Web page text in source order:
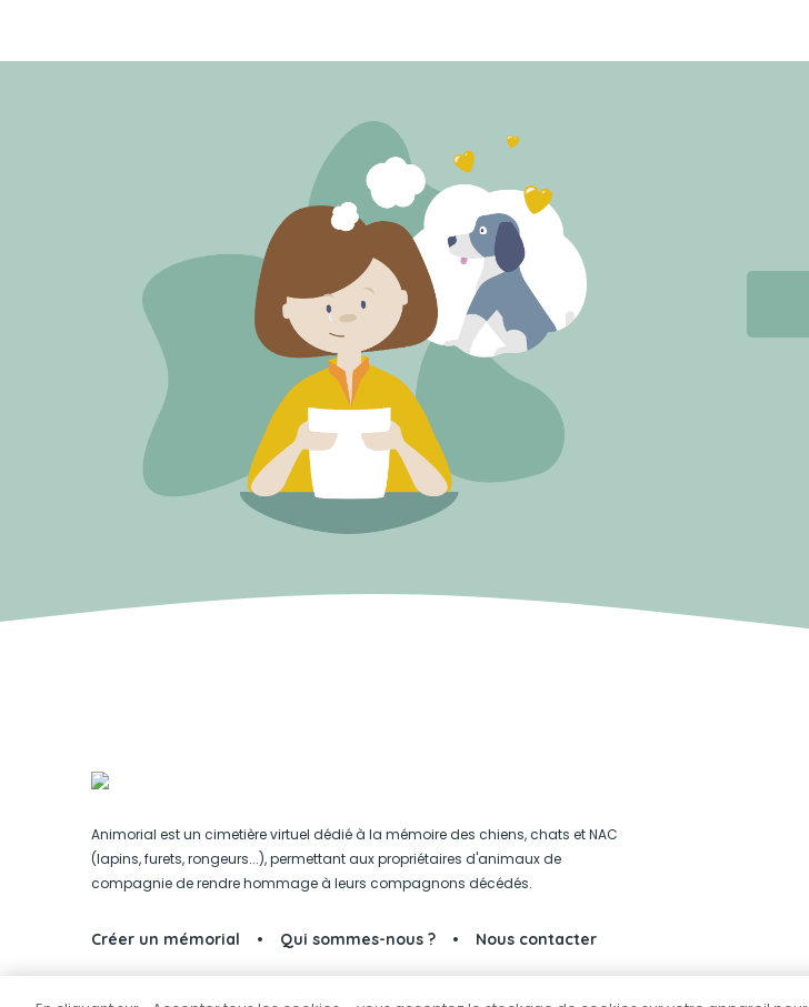
Animorial est un cimetière virtuel dédié à la mémoire des chiens, chats et NAC
(lapins, furets, rongeurs...), permettant aux propriétaires d'animaux de
compagnie de rendre hommage à leurs compagnons décédés.
Créer un mémorial Qui sommes-nous ? Nous contacter